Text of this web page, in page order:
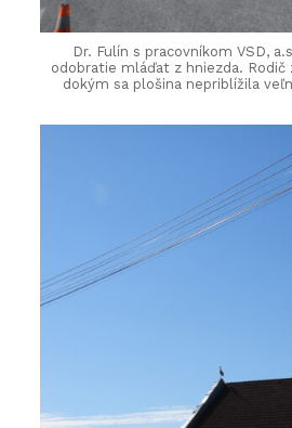
Dr. Fulín s pracovníkom VSD,
odobratie mláďat z hniezda. Rodič
dokým sa plošina nepriblížila